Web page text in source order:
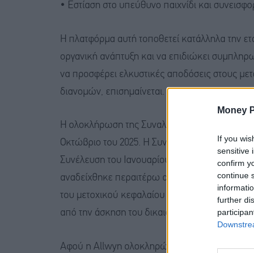
Money
If you
sensitive
confirm
continue
further
• Εστίαση στο υπεύθυνο παιχνίδι και
Η πλατφόρμα αυτή τοποθετεί κατάλληλα την
οργανική ανάπτυξη και να επιδιώκει
να προσφέρει ελκυστικές αποδόσεις στους
διανομών, επισημαίνεται.
Η ολοκλήρωση της Συναλλαγής σηματοδοτεί
Οκτώβριο του 2025. Η Συναλλαγή εγκρίθηκε
Συνέλευση του Ιανουαρίου του 2026. Η
αναδείχθηκε περαιτέρω από το γεγονός ότι
του μετοχικού κεφαλαίου του ΟΠΑΠ
από την άσκηση του δικαιώματος εξόδου από
Αφού η Allwyn ολοκληρώσει την αγορά των